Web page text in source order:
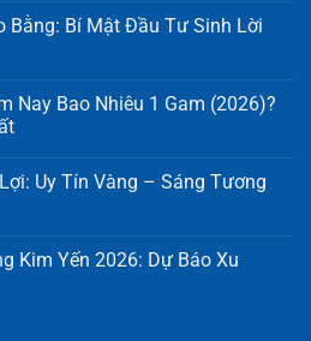
Bằng: Bí Mật Đầu Tư Sinh Lời
Nay Bao Nhiêu 1 Gam (2026)?
Uy Tín Vàng – Sáng Tương
Kim Yến 2026: Dự Báo Xu